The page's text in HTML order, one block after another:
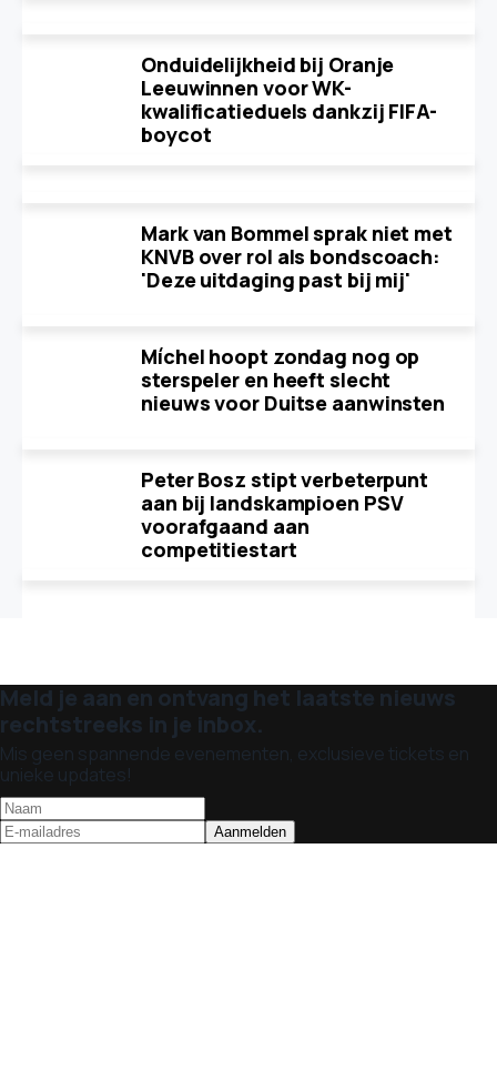
Onduidelijkheid bij Oranje
Leeuwinnen voor WK-
kwalificatieduels dankzij FIFA-
boycot
Mark van Bommel sprak niet met
KNVB over rol als bondscoach:
'Deze uitdaging past bij mij'
Míchel hoopt zondag nog op
sterspeler en heeft slecht
nieuws voor Duitse aanwinsten
Peter Bosz stipt verbeterpunt
aan bij landskampioen PSV
voorafgaand aan
competitiestart
Meld je aan en ontvang het laatste nieuws
rechtstreeks in je inbox.
Mis geen spannende evenementen, exclusieve tickets en
unieke updates!